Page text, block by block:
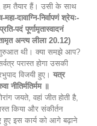
हम तैयार हैं। उसी के साथ
दावाग्नि-निर्वापणं श्रेयः-
पदं पूर्णामृतास्वादनं
अन्त्य लीला 20.12)
थी। क्या समझे आप?
परास्त होगा उसकी
विजयी हुए। यत्र
नीतिर्मतिर्मम ॥
जयते, वहां जीत होती है,
किया और संकीर्तन
हुए इस कार्य को आगे बढ़ाने